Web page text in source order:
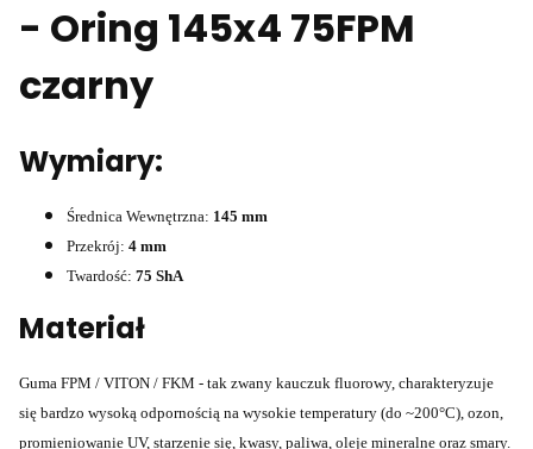
- Oring 145x4 75FPM
czarny
Wymiary:
Średnica Wewnętrzna: 145 mm
Przekrój: 4 mm
Twardość: 75 ShA
Materiał
Guma FPM / VITON / FKM - tak zwany kauczuk fluorowy, charakteryzuje
się bardzo wysoką odpornością na wysokie temperatury (do ~200°C), ozon,
promieniowanie UV, starzenie się, kwasy, paliwa, oleje mineralne oraz smary.